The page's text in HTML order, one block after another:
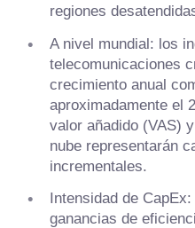
regiones
A nivel mundial: los
telecomunicaciones
crecimiento anual
aproximadamente el
valor añadido (VAS)
nube representarán
incrementales.
Intensidad de
ganancias de